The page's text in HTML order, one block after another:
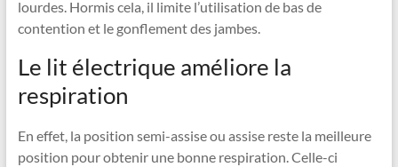
lourdes. Hormis cela, il limite l’utilisation de bas de
contention et le gonflement des jambes.
Le lit électrique améliore la
respiration
En effet, la position semi-assise ou assise reste la meilleure
position pour obtenir une bonne respiration. Celle-ci